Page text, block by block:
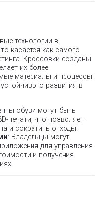
технологии в
касается как самого
Кроссовки созданы
их более
материалы и процессы
развития в
обуви могут быть
печати, что позволяет
и сократить отходы.
: Владельцы могут
для управления
и получения